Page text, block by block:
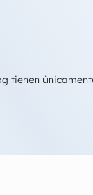
tienen